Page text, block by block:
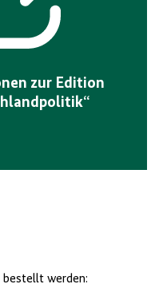
zur Edition
bestellt werden: